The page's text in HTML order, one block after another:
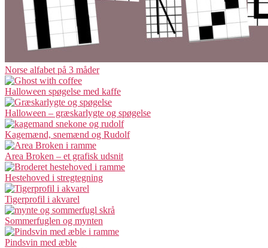
Norse alfabet på 3 måder
Halloween spøgelse med kaffe
Halloween – græskarlygte og spøgelse
Kagemænd, snemænd og Rudolf
Area Broken – et grafisk udsnit
Hestehoved i stregtegning
Tigerprofil i akvarel
Sommerfuglen og mynten
Pindsvin med æble